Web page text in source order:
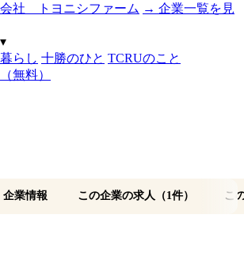
社 トヨニシファーム → 企業一覧を見
▾
らし 十勝のひと TCRUのこと
無料）
企業情報 この企業の求人（1件） こ